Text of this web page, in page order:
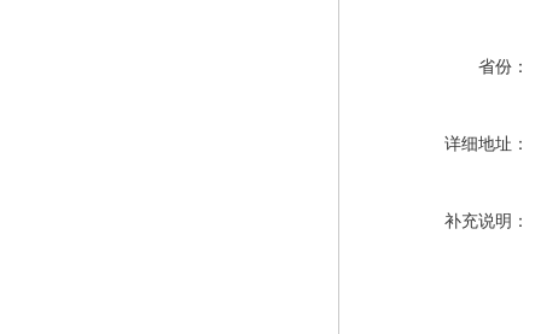
省份：
详细地址：
补充说明：